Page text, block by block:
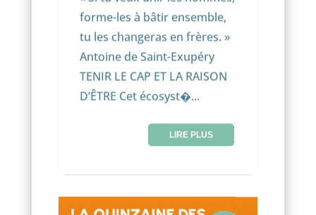
forme-les à bâtir ensemble,
tu les changeras en frères. »
Antoine de Saint-Exupéry
TENIR LE CAP ET LA RAISON
D’ÊTRE Cet écosyst�...
LIRE PLUS